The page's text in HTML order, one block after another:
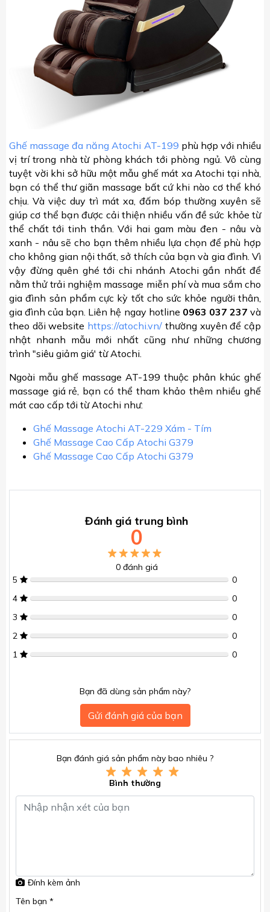
Ghế massage đa năng Atochi AT-199 phù hợp với nhiều
vị trí trong nhà từ phòng khách tới phòng ngủ. Vô cùng
tuyệt vời khi sở hữu một mẫu ghế mát xa Atochi tại nhà,
bạn có thể thư giãn massage bất cứ khi nào cơ thể khó
chịu. Và việc duy trì mát xa, đấm bóp thường xuyên sẽ
giúp cơ thể bạn được cải thiện nhiều vấn đề sức khỏe từ
thể chất tới tinh thần. Với hai gam màu đen - nâu và
xanh - nâu sẽ cho bạn thêm nhiều lựa chọn để phù hợp
cho không gian nội thất, sở thích của bạn và gia đình. Vì
vậy đừng quên ghé tới chi nhánh Atochi gần nhất để
nằm thử trải nghiệm massage miễn phí và mua sắm cho
gia đình sản phẩm cực kỳ tốt cho sức khỏe người thân,
gia đình của bạn. Liên hệ ngay hotline 0963 037 237và
theo dõi website https://atochi.vn/ thường xuyên để cập
nhật nhanh mẫu mới nhất cũng như những chương
trình "siêu giảm giá' từ Atochi.
Ngoài mẫu ghế massage AT-199 thuộc phân khúc ghế
massage giá rẻ, bạn có thể tham khảo thêm nhiều ghế
mát cao cấp tới từ Atochi như:
Ghế Massage Atochi AT-229 Xám - Tím
Ghế Massage Cao Cấp Atochi G379
Ghế Massage Cao Cấp Atochi G379
Đánh giá trung bình
0
0đánh giá
5
0
4
0
3
0
2
0
1
0
Bạn đã dùng sản phẩm này?
Gửi đánh giá của bạn
Bạn đánh giá sản phẩm này bao nhiêu ?
Bình thường
Đính kèm ảnh
Tên bạn *